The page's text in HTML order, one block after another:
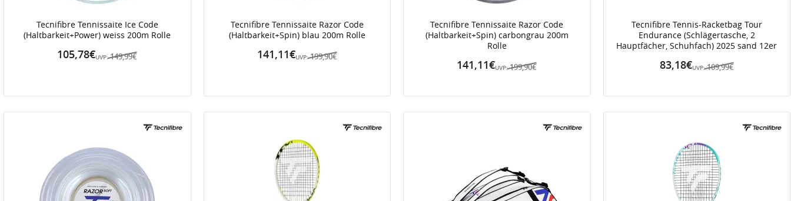
Tecnifibre Tennissaite Ice Code
(Haltbarkeit+Power) weiss 200m Rolle
UVP: 149,99€
105,78€
Tecnifibre Tennissaite Razor Code
(Haltbarkeit+Spin) blau 200m Rolle
UVP: 199,90€
141,11€
Tecnifibre Tennissaite Razor Code
(Haltbarkeit+Spin) carbongrau 200m
Rolle
UVP: 199,90€
141,11€
Tecnifibre Tennis-Racketbag Tour
Endurance (Schlägertasche, 2
Hauptfächer, Schuhfach) 2025 sand 12er
UVP: 109,99€
83,18€